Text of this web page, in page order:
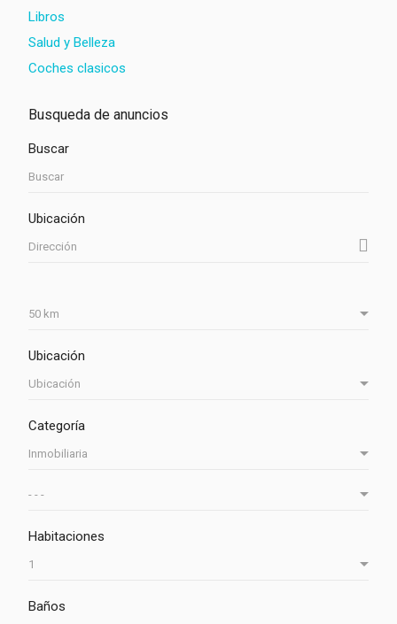
Libros
Salud y Belleza
Coches clasicos
Busqueda de anuncios
Buscar
Ubicación
Ubicación
Categoría
Habitaciones
Baños